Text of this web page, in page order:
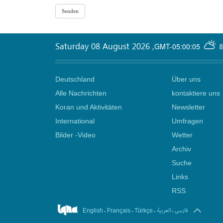
GMT-05:00:05
Saturday 08 August 2026 ,
Deutschland
Alle Nachrichten
Koran und Aktivitäten
International
Bilder -Video
Über uns
kontaktiere uns
Newsletter
Umfragen
Wetter
Archiv
Suche
Links
RSS
English . Français. Türkçe . العربیة.فارسی